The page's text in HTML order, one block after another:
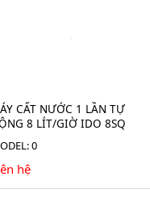
CẤT NƯỚC 1 LẦN TỰ
8 LÍT/GIỜ IDO 8SQ
0
hệ